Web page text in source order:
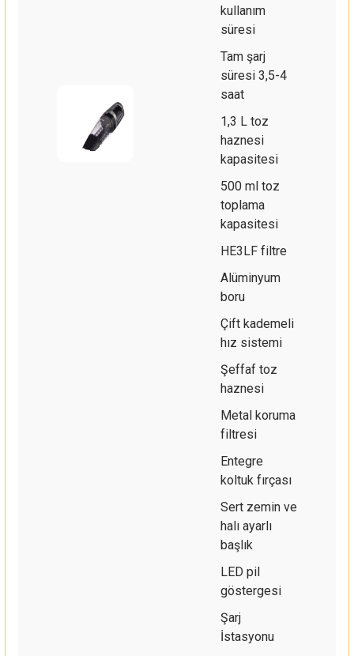
kullanım
süresi
Tam şarj
süresi 3,5-4
saat
1,3 L toz
haznesi
kapasitesi
500 ml toz
toplama
kapasitesi
HE3LF filtre
Alüminyum
boru
Çift kademeli
hız sistemi
Şeffaf toz
haznesi
Metal koruma
filtresi
Entegre
koltuk fırçası
Sert zemin ve
halı ayarlı
başlık
LED pil
göstergesi
Şarj
İstasyonu